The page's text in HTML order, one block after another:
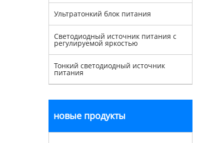
Ультратонкий блок питания
Светодиодный источник питания с
регулируемой яркостью
Тонкий светодиодный источник
питания
новые продукты